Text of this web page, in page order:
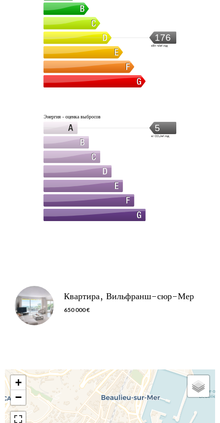
176
кВт·ч/м².год
Энергия - оценка выбросов
5
кг CO₂/м².год
Квартира, Вильфранш-сюр-Мер
650 000 €
+
−